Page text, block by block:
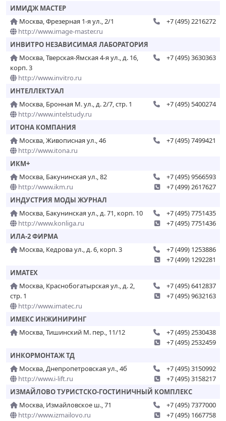
ИМИДЖ МАСТЕР
Москва, Фрезерная 1-я ул., 2/1
http://www.image-master.ru
+7 (495) 2216272
ИНВИТРО НЕЗАВИСИМАЯ ЛАБОРАТОРИЯ
Москва, Тверская-Ямская 4-я ул., д. 16,
корп. 3
http://www.invitro.ru
+7 (495) 3630363
ИНТЕЛЛЕКТУАЛ
Москва, Бронная М. ул., д. 2/7, стр. 1
http://www.intelstudy.ru
+7 (495) 5400274
ИТОНА КОМПАНИЯ
Москва, Живописная ул., 46
http://www.itona.ru
+7 (495) 7499421
ИКМ+
Москва, Бакунинская ул., 82
http://www.ikm.ru
+7 (495) 9566593
+7 (499) 2617627
ИНДУСТРИЯ МОДЫ ЖУРНАЛ
Москва, Бакунинская ул., д. 71, корп. 10
http://www.konliga.ru
+7 (495) 7751435
+7 (495) 7751436
ИЛА-2 ФИРМА
Москва, Кедрова ул., д. 6, корп. 3
+7 (499) 1253886
+7 (499) 1292281
ИМАТЕХ
Москва, Краснобогатырская ул., д. 2,
стр. 1
http://www.imatec.ru
+7 (495) 6412837
+7 (495) 9632163
ИМЕКС ИНЖИНИРИНГ
Москва, Тишинский М. пер., 11/12
+7 (495) 2530438
+7 (495) 2532459
ИНКОРМОНТАЖ ТД
Москва, Днепропетровская ул., 4б
http://www.i-lift.ru
+7 (495) 3150992
+7 (495) 3158217
ИЗМАЙЛОВО ТУРИСТСКО-ГОСТИНИЧНЫЙ КОМПЛЕКС
Москва, Измайловское ш., 71
http://www.izmailovo.ru
+7 (495) 7377000
+7 (495) 1667758